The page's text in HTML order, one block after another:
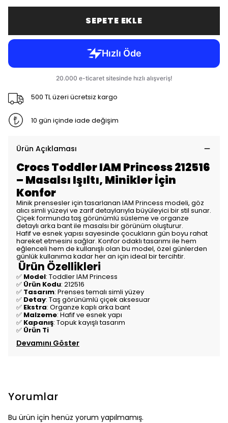
SEPETE EKLE
500 TL üzeri ücretsiz kargo
10 gün içinde iade değişim
Ürün Açıklaması
Crocs Toddler IAM Princess 212516
– Masalsı Işıltı, Minikler İçin
Konfor
Minik prensesler için tasarlanan IAM Princess modeli, göz
alıcı simli yüzeyi ve zarif detaylarıyla büyüleyici bir stil sunar.
Çiçek formunda taş görünümlü süsleme ve organze
detaylı arka bant ile masalsı bir görünüm oluşturur.
Hafif ve esnek yapısı sayesinde çocukların gün boyu rahat
hareket etmesini sağlar. Konfor odaklı tasarımı ile hem
eğlenceli hem de kullanışlı olan bu model, özel günlerden
günlük kullanıma kadar her an için ideal bir tercihtir.
Ürün Özellikleri
✅ Model: Toddler IAM Princess
✅ Ürün Kodu: 212516
✅ Tasarım: Prenses temalı simli yüzey
✅ Detay: Taş görünümlü çiçek aksesuar
✅ Ekstra: Organze kaplı arka bant
✅ Malzeme: Hafif ve esnek yapı
✅ Kapanış: Topuk kayışlı tasarım
✅ Ürün Ti
Devamını Göster
Yorumlar
Bu ürün için henüz yorum yapılmamış.